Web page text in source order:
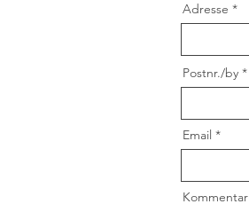
Adresse
Postnr./by
Email
Kommentar